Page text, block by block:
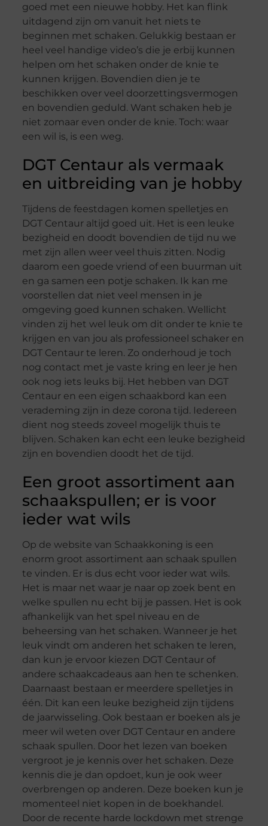
goed met een nieuwe hobby. Het kan flink
uitdagend zijn om vanuit het niets te
beginnen met schaken. Gelukkig bestaan er
heel veel handige video’s die je erbij kunnen
helpen om het schaken onder de knie te
kunnen krijgen. Bovendien dien je te
beschikken over veel doorzettingsvermogen
en bovendien geduld. Want schaken heb je
niet zomaar even onder de knie. Toch: waar
een wil is, is een weg.
DGT Centaur als vermaak
en uitbreiding van je hobby
Tijdens de feestdagen komen spelletjes en
DGT Centaur altijd goed uit. Het is een leuke
bezigheid en doodt bovendien de tijd nu we
met zijn allen weer veel thuis zitten. Nodig
daarom een goede vriend of een buurman uit
en ga samen een potje schaken. Ik kan me
voorstellen dat niet veel mensen in je
omgeving goed kunnen schaken. Wellicht
vinden zij het wel leuk om dit onder te knie te
krijgen en van jou als professioneel schaker en
DGT Centaur te leren. Zo onderhoud je toch
nog contact met je vaste kring en leer je hen
ook nog iets leuks bij. Het hebben van DGT
Centaur en een eigen schaakbord kan een
verademing zijn in deze corona tijd. Iedereen
dient nog steeds zoveel mogelijk thuis te
blijven. Schaken kan echt een leuke bezigheid
zijn en bovendien doodt het de tijd.
Een groot assortiment aan
schaakspullen; er is voor
ieder wat wils
Op de website van Schaakkoning is een
enorm groot assortiment aan schaak spullen
te vinden. Er is dus echt voor ieder wat wils.
Het is maar net waar je naar op zoek bent en
welke spullen nu echt bij je passen. Het is ook
afhankelijk van het spel niveau en de
beheersing van het schaken. Wanneer je het
leuk vindt om anderen het schaken te leren,
dan kun je ervoor kiezen DGT Centaur of
andere schaakcadeaus aan hen te schenken.
Daarnaast bestaan er meerdere spelletjes in
één. Dit kan een leuke bezigheid zijn tijdens
de jaarwisseling. Ook bestaan er boeken als je
meer wil weten over DGT Centaur en andere
schaak spullen. Door het lezen van boeken
vergroot je je kennis over het schaken. Deze
kennis die je dan opdoet, kun je ook weer
overbrengen op anderen. Deze boeken kun je
momenteel niet kopen in de boekhandel.
Door de recente harde lockdown met strenge